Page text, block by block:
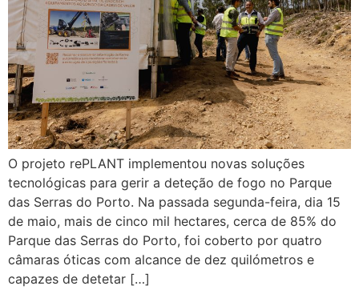
O projeto rePLANT implementou novas soluções
tecnológicas para gerir a deteção de fogo no Parque
das Serras do Porto. Na passada segunda-feira, dia 15
de maio, mais de cinco mil hectares, cerca de 85% do
Parque das Serras do Porto, foi coberto por quatro
câmaras óticas com alcance de dez quilómetros e
capazes de detetar […]